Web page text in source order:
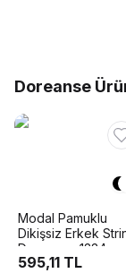
Doreanse
Modal Pamuklu
Dikişsiz Erkek
Doreanse 1334
595,11 TL